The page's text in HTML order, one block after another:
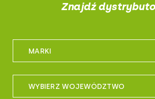
Znajdź
MARKI
m_bike
maxxis
WYBIERZ WOJEWÓDZTWO